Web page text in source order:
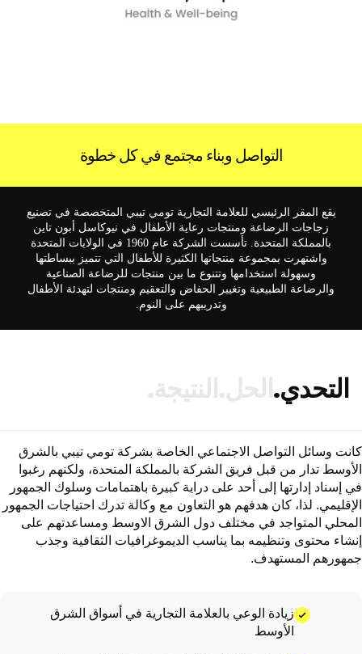
التواصل وبناء مجتمع في كل خطوة
يقع المقر الرئيسي للعلامة التجارية تومي تيبي المتخصصة في تصنيع
زجاجات الرضاعة ومنتجات رعاية الأطفال في نيوكاسل أبون تاين
بالمملكة المتحدة. تأسست الشركة عام 1960 في الولايات المتحدة
واشتهرت بمجموعة منتجاتها الكثيرة للأطفال التي تتميز ببساطتها
وسهولة استخدامها وتتنوع ما بين منتجات للرضاعة الصناعية
والرضاعة الطبيعية وتغيير الحفاض والتعقيم ومنتجات لتهدئة الأطفال
وتدريبهم على النوم.
التحدي.الحل.النتيجة.
كانت وسائل التواصل الاجتماعي الخاصة بشركة تومي تيبي بالشرق
الأوسط تدار من قبل فريق الشركة بالمملكة المتحدة، ولكنهم رغبوا
في إسناد إدارتها إلى أحد على دراية كبيرة باهتمامات وسلوك الجمهور
الإقليمي. لذا، كان هدفهم هو التعاون مع وكالة تدرك احتياجات الجمهور
المحلي المتواجد في مختلف دول الشرق الاوسط ومساعدتهم على
إنشاء محتوى وتنظيمه بما يناسب الديموغرافيات الثقافية وجذب
جمهورهم المستهدف.
زيادة الوعي بالعلامة التجارية في أسواق الشرق
الأوسط